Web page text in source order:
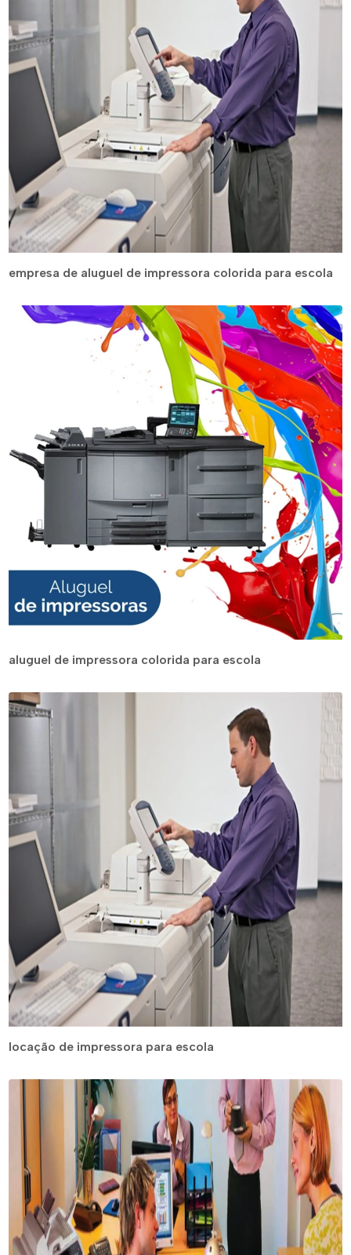
empresa de aluguel de impressora colorida para escola
aluguel de impressora colorida para escola
locação de impressora para escola